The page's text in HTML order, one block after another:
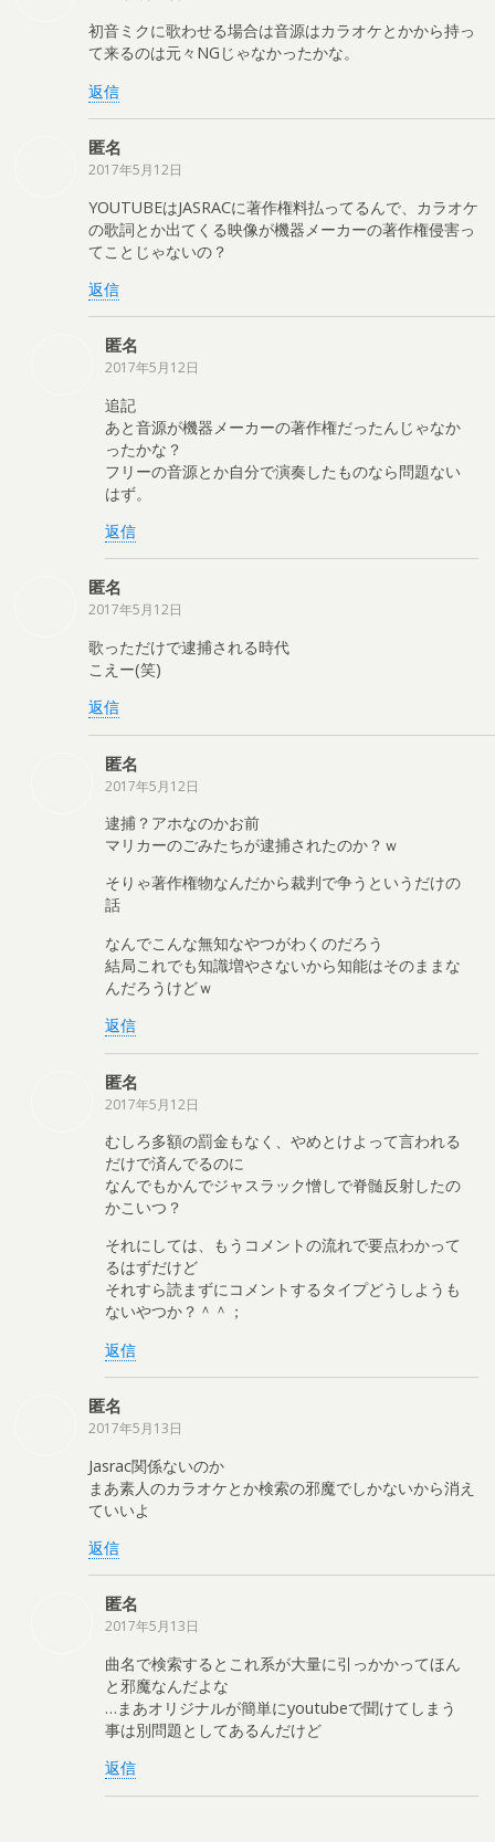
初音ミクに歌わせる場合は音源はカラオケとかから持っ
て来るのは元々NGじゃなかったかな。
返信
匿名
2017年5月12日
YOUTUBEはJASRACに著作権料払ってるんで、カラオケ
の歌詞とか出てくる映像が機器メーカーの著作権侵害っ
てことじゃないの？
返信
匿名
2017年5月12日
追記
あと音源が機器メーカーの著作権だったんじゃなか
ったかな？
フリーの音源とか自分で演奏したものなら問題ない
はず。
返信
匿名
2017年5月12日
歌っただけで逮捕される時代
こえー(笑)
返信
匿名
2017年5月12日
逮捕？アホなのかお前
マリカーのごみたちが逮捕されたのか？ｗ
そりゃ著作権物なんだから裁判で争うというだけの
話
なんでこんな無知なやつがわくのだろう
結局これでも知識増やさないから知能はそのままな
んだろうけどｗ
返信
匿名
2017年5月12日
むしろ多額の罰金もなく、やめとけよって言われる
だけで済んでるのに
なんでもかんでジャスラック憎しで脊髄反射したの
かこいつ？
それにしては、もうコメントの流れで要点わかって
るはずだけど
それすら読まずにコメントするタイプどうしようも
ないやつか？＾＾；
返信
匿名
2017年5月13日
Jasrac関係ないのか
まあ素人のカラオケとか検索の邪魔でしかないから消え
ていいよ
返信
匿名
2017年5月13日
曲名で検索するとこれ系が大量に引っかかってほん
と邪魔なんだよな
…まあオリジナルが簡単にyoutubeで聞けてしまう
事は別問題としてあるんだけど
返信